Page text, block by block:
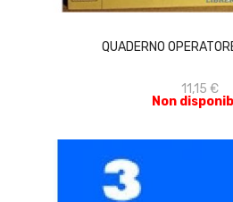
QUADERNO
11,15 €
Non